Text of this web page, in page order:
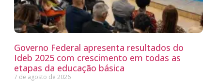
Governo Federal apresenta resultados do
Ideb 2025 com crescimento em todas as
etapas da educação básica
7 de agosto de 2026